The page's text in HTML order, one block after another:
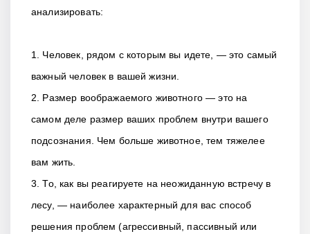
анализировать:
1. Человек, рядом с которым вы идете, — это самый
важный человек в вашей жизни.
2. Размер воображаемого животного — это на
самом деле размер ваших проблем внутри вашего
подсознания. Чем больше животное, тем тяжелее
вам жить.
3. То, как вы реагируете на неожиданную встречу в
лесу, — наиболее характерный для вас способ
решения проблем (агрессивный, пассивный или